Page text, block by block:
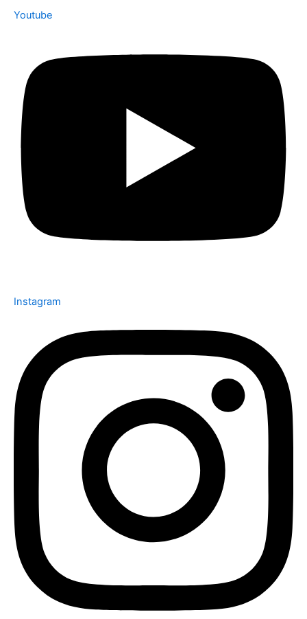
Youtube
Instagram